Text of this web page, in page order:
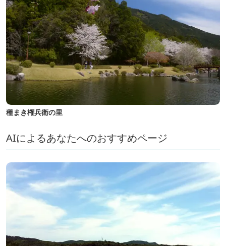
種まき権兵衛の里
AIによるあなたへのおすすめページ